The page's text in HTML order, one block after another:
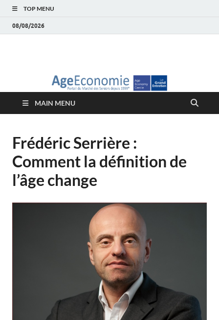
TOP MENU
08/08/2026
économie – Marché
des Seniors
MAIN MENU
Frédéric Serrière :
Comment la définition de
l’âge change